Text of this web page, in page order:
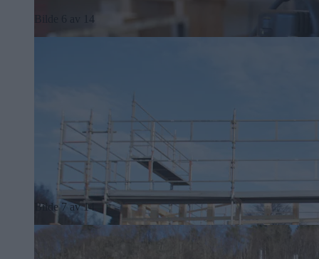
Bilde 6 av 14
Bilde 7 av 14